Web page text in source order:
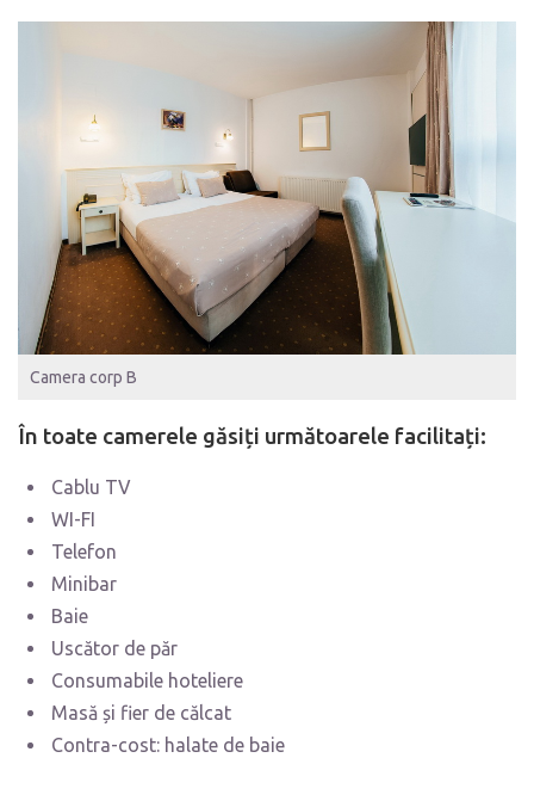
Camera corp B
În toate camerele găsiți următoarele facilitați:
Cablu TV
WI-FI
Telefon
Minibar
Baie
Uscător de păr
Consumabile hoteliere
Masă și fier de călcat
Contra-cost: halate de baie